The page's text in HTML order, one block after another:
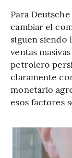
Para
cambiar el
siguen siendo
ventas
petrolero
claramente
monetario
esos factores